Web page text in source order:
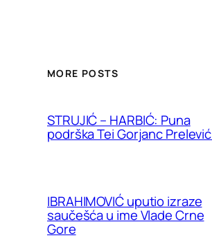
MORE POSTS
STRUJIĆ – HARBIĆ: Puna
podrška Tei Gorjanc Prelević
IBRAHIMOVIĆ uputio izraze
saučešća u ime Vlade Crne
Gore